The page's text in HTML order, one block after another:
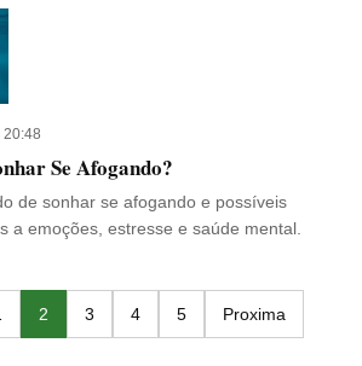
20:48
Se Afogando?
de sonhar se afogando e possíveis
a emoções, estresse e saúde mental.
2 3 4 5 Proxima